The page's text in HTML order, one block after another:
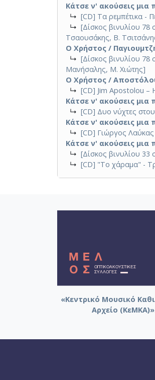
Κάτσε ν' ακούσεις μια
↳ [CD] Τα ρεμπέτικα -
↳ [Δίσκος βινυλίου
Τσαουσάκης, Β.
Ο Χρήστος /
↳ [Δίσκος βινυλίου
Μανήσαλης, Μ. Χιώτης]
Ο Χρήστος /
↳ [CD] Jim Apostolou –
Κάτσε ν' ακούσεις μια
↳ [CD] Δυο νύχτες
Κάτσε ν' ακούσεις μια
↳ [CD] Γιώργος Λαύκας
Κάτσε ν' ακούσεις μια
↳ [Δίσκος βινυλίου
↳ [CD] "Το χάραμα" -
«Κεντρικό Μουσικό
Αρχείο